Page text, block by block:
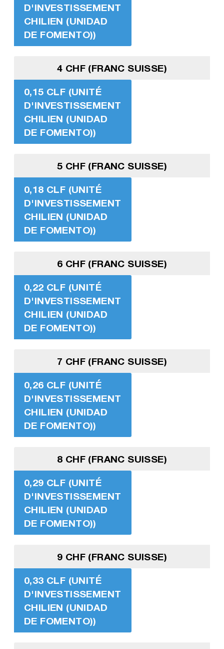
D'INVESTISSEMENT
CHILIEN (UNIDAD
DE FOMENTO))
4 CHF (FRANC SUISSE)
0,15 CLF (UNITÉ
D'INVESTISSEMENT
CHILIEN (UNIDAD
DE FOMENTO))
5 CHF (FRANC SUISSE)
0,18 CLF (UNITÉ
D'INVESTISSEMENT
CHILIEN (UNIDAD
DE FOMENTO))
6 CHF (FRANC SUISSE)
0,22 CLF (UNITÉ
D'INVESTISSEMENT
CHILIEN (UNIDAD
DE FOMENTO))
7 CHF (FRANC SUISSE)
0,26 CLF (UNITÉ
D'INVESTISSEMENT
CHILIEN (UNIDAD
DE FOMENTO))
8 CHF (FRANC SUISSE)
0,29 CLF (UNITÉ
D'INVESTISSEMENT
CHILIEN (UNIDAD
DE FOMENTO))
9 CHF (FRANC SUISSE)
0,33 CLF (UNITÉ
D'INVESTISSEMENT
CHILIEN (UNIDAD
DE FOMENTO))